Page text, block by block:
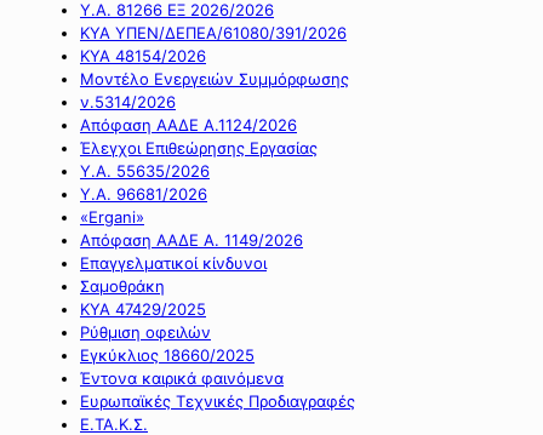
Υ.Α. 81266 ΕΞ 2026/2026
ΚΥΑ ΥΠΕΝ/ΔΕΠΕΑ/61080/391/2026
ΚΥΑ 48154/2026
Μοντέλο Ενεργειών Συμμόρφωσης
ν.5314/2026
Απόφαση ΑΑΔΕ Α.1124/2026
Έλεγχοι Επιθεώρησης Εργασίας
Υ.Α. 55635/2026
Υ.Α. 96681/2026
«Ergani»
Απόφαση ΑΑΔΕ Α. 1149/2026
Επαγγελματικοί κίνδυνοι
Σαμοθράκη
ΚΥΑ 47429/2025
Ρύθμιση οφειλών
Εγκύκλιος 18660/2025
Έντονα καιρικά φαινόμενα
Ευρωπαϊκές Τεχνικές Προδιαγραφές
Ε.ΤΑ.Κ.Σ.